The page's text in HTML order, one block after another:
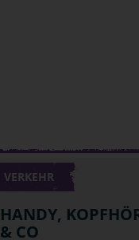
VERKEHR
HANDY,
& CO